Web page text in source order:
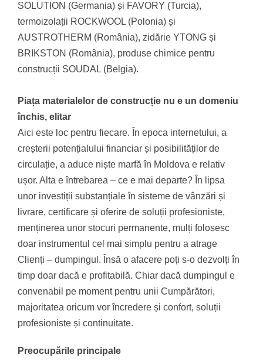
SOLUTION (Germania) și FAVORY (Turcia),
termoizolații ROCKWOOL (Polonia) și
AUSTROTHERM (România), zidărie YTONG și
BRIKSTON (România), produse chimice pentru
construcții SOUDAL (Belgia).
Piața materialelor de construcție nu e un domeniu
închis, elitar
Aici este loc pentru fiecare. În epoca internetului, a
creșterii potențialului financiar și posibilităților de
circulație, a aduce niște marfă în Moldova e relativ
ușor. Alta e întrebarea – ce e mai departe? În lipsa
unor investiții substanțiale în sisteme de vânzări și
livrare, certificare și oferire de soluții profesioniste,
menținerea unor stocuri permanente, mulți folosesc
doar instrumentul cel mai simplu pentru a atrage
Clienți – dumpingul. Însă o afacere poți s-o dezvolți în
timp doar dacă e profitabilă. Chiar dacă dumpingul e
convenabil pe moment pentru unii Cumpărători,
majoritatea oricum vor încredere și confort, soluții
profesioniste și continuitate.
Preocupările principale